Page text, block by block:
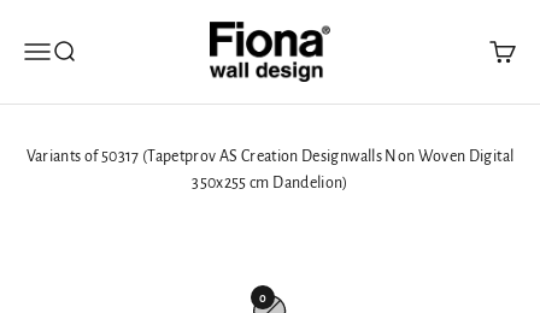
Öppna navigeringsmenyn
Öppna sök
Fiona Walldesign
Variants of 50317 (Tapetprov AS Creation Designwalls Non Woven Digital
350x255 cm Dandelion)
0